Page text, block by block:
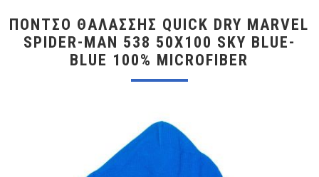
ΠΌΝΤΣΟ ΘΑΛΆΣΣΗΣ QUICK DRY MARVEL
SPIDER-MAN 538 50X100 SKY BLUE-
BLUE 100% MICROFIBER